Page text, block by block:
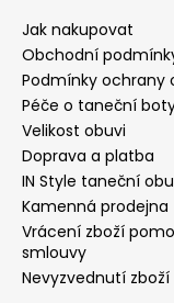
Jak nakupovat
Obchodní
Podmínky ochrany
Péče o taneční
Velikost obuvi
Doprava a platba
IN Style taneční
Kamenná prodejna
Vrácení zboží
smlouvy
Nevyzvednutí